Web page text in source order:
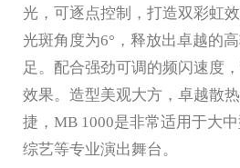
光，可逐点控制，打造双彩虹
光斑角度为6°，释放出卓越的
足。配合强劲可调的频闪速度
效果。造型美观大方，卓越散
捷，MB 1000是非常适用于大中
综艺等专业演出舞台。